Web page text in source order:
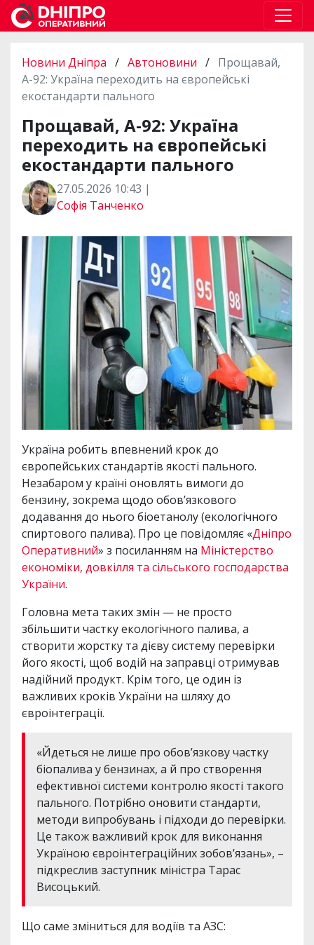
Новини Дніпра / Автоновини / Прощавай,
А-92: Україна переходить на європейські
екостандарти пального
Прощавай, А-92: Україна
переходить на європейські
екостандарти пального
27.05.2026 10:43 |
Софія Танченко
Україна робить впевнений крок до
європейських стандартів якості пального.
Незабаром у країні оновлять вимоги до
бензину, зокрема щодо обов’язкового
додавання до нього біоетанолу (екологічного
спиртового палива). Про це повідомляє «Дніпро
Оперативний» з посиланням на Міністерство
економіки, довкілля та сільського господарства
України.
Головна мета таких змін — не просто
збільшити частку екологічного палива, а
створити жорстку та дієву систему перевірки
його якості, щоб водій на заправці отримував
надійний продукт. Крім того, це один із
важливих кроків України на шляху до
євроінтеграції.
«Йдеться не лише про обов’язкову частку
біопалива у бензинах, а й про створення
ефективної системи контролю якості такого
пального. Потрібно оновити стандарти,
методи випробувань і підходи до перевірки.
Це також важливий крок для виконання
Україною євроінтеграційних зобов’язань», –
підкреслив заступник міністра Тарас
Висоцький.
Що саме зміниться для водіїв та АЗС: